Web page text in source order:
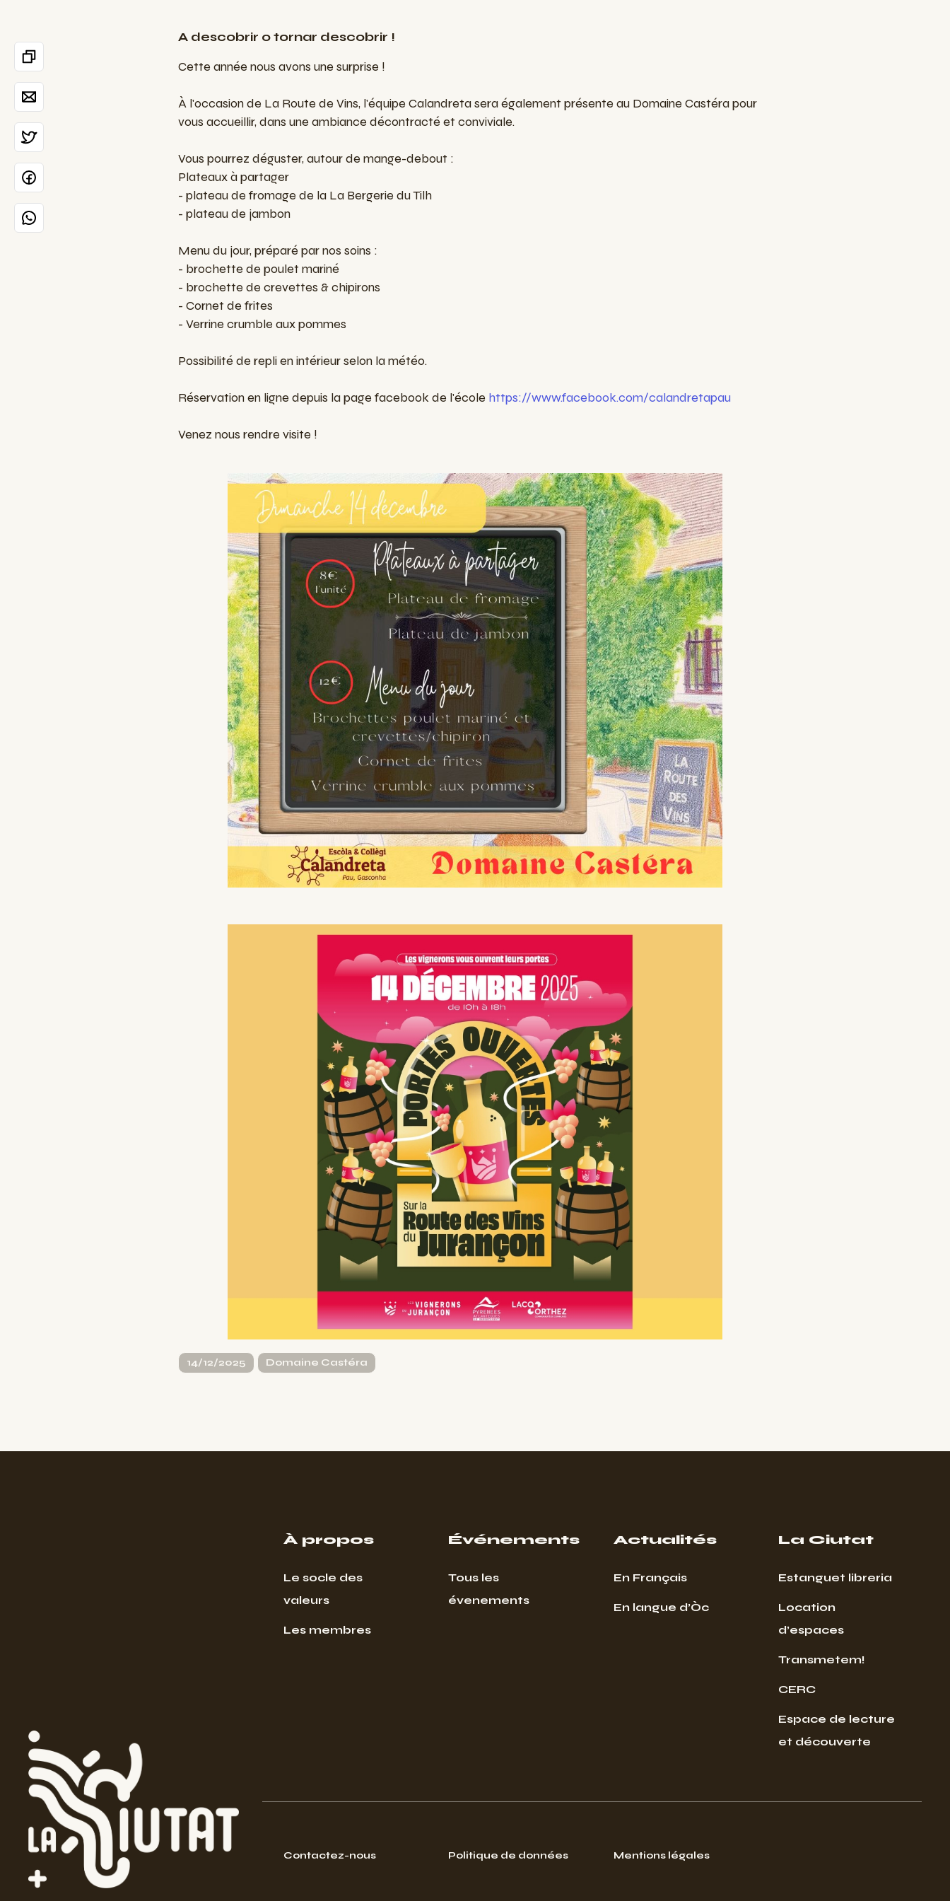
A descobrir o tornar descobrir !
Cette année nous avons une surprise !
À l'occasion de La Route de Vins, l'équipe Calandreta sera également présente au Domaine Castéra pour
vous accueillir, dans une ambiance décontracté et conviviale.
Vous pourrez déguster, autour de mange-debout :
Plateaux à partager
- plateau de fromage de la La Bergerie du Tilh
- plateau de jambon
Menu du jour, préparé par nos soins :
- brochette de poulet mariné
- brochette de crevettes & chipirons
- Cornet de frites
- Verrine crumble aux pommes
Possibilité de repli en intérieur selon la météo.
Réservation en ligne depuis la page facebook de l'école https://www.facebook.com/calandretapau
Venez nous rendre visite !
14/12/2025 Domaine Castéra
À propos
Le socle des
valeurs
Les membres
Événements
Tous les
évenements
Actualités
En Français
En langue d’Òc
La Ciutat
Estanguet libreria
Location
d’espaces
Transmetem!
CERC
Espace de lecture
et découverte
Contactez-nous Politique de données Mentions légales